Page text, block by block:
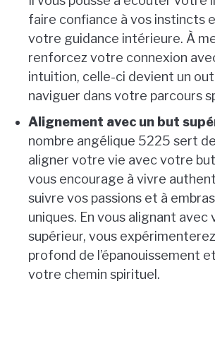
faire confiance à vos instincts
votre guidance intérieure. À
renforcez votre connexion
intuition, celle-ci devient un
naviguer dans votre parcours
Alignement avec un but
nombre angélique 5225 sert
aligner votre vie avec votre but
vous encourage à vivre
suivre vos passions et à
uniques. En vous alignant avec
supérieur, vous
profond de l’épanouissement
votre chemin spirituel.